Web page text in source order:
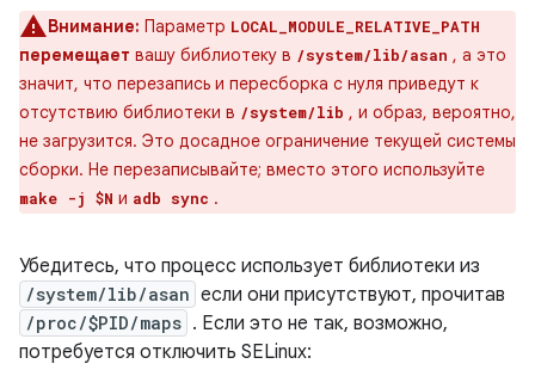
Внимание: Параметр LOCAL_MODULE_RELATIVE_PATH
перемещает вашу библиотеку в /system/lib/asan , а это
значит, что перезапись и пересборка с нуля приведут к
отсутствию библиотеки в /system/lib , и образ, вероятно,
не загрузится. Это досадное ограничение текущей системы
сборки. Не перезаписывайте; вместо этого используйте
make -j $N и adb sync .
Убедитесь, что процесс использует библиотеки из
/system/lib/asan если они присутствуют, прочитав
/proc/$PID/maps . Если это не так, возможно,
потребуется отключить SELinux: